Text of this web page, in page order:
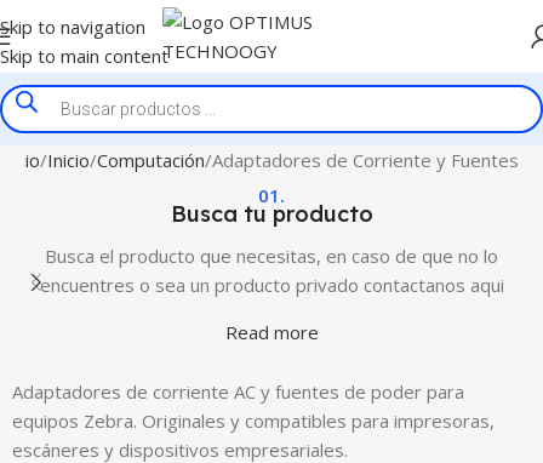
Skip to navigation
Skip to main content
Inicio Computación Adaptadores de Corriente y Fuentes
01.
Busca tu producto
Busca el producto que necesitas, en caso de que no lo
encuentres o sea un producto privado contactanos aqui
Read more
Adaptadores de corriente AC y fuentes de poder para
equipos Zebra. Originales y compatibles para impresoras,
escáneres y dispositivos empresariales.